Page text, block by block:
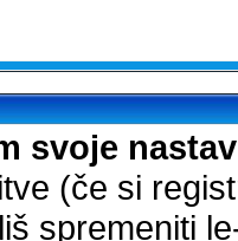
svoje
(če si
spremeniti